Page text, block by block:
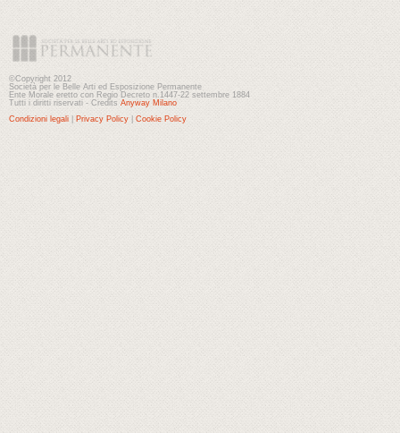
©Copyright 2012
Società per le Belle Arti ed Esposizione Permanente
Ente Morale eretto con Regio Decreto n.1447-22 settembre 1884
Tutti i diritti riservati - Credits Anyway Milano
Condizioni legali
Privacy Policy Cookie Policy